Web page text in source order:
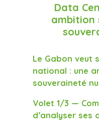
Data
ambition
Le Gabon veut
national : une
souveraineté
Volet 1/3 —
d’analyser ses